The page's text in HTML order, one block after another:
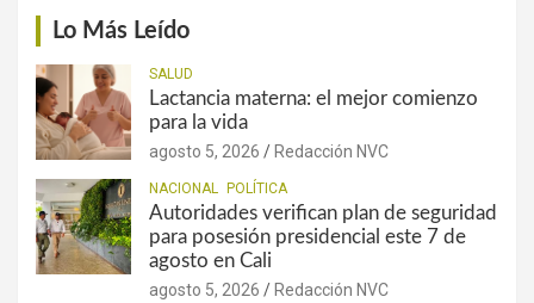
Lo Más Leído
SALUD
Lactancia materna: el mejor comienzo
para la vida
agosto 5, 2026 Redacción NVC
NACIONAL POLÍTICA
Autoridades verifican plan de seguridad
para posesión presidencial este 7 de
agosto en Cali
agosto 5, 2026 Redacción NVC